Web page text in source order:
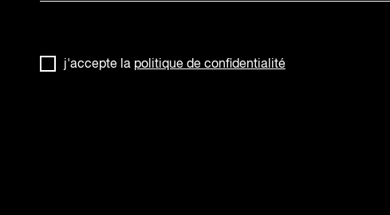
j'accepte la politique de confidentialité